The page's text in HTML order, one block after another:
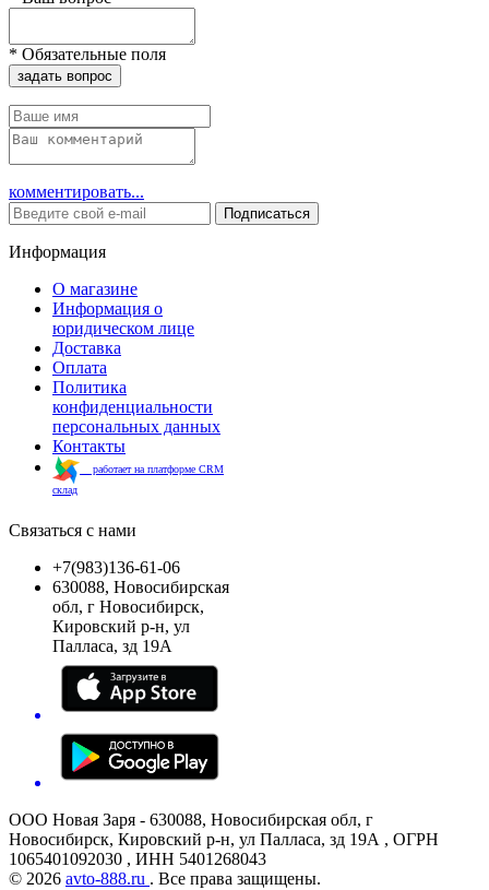
* Обязательные поля
задать вопрос
комментировать...
Подписаться
Информация
О магазине
Информация о
юридическом лице
Доставка
Оплата
Политика
конфиденциальности
персональных данных
Контакты
работает на платформе CRM
склад
Связаться с нами
+7(983)136-61-06
630088, Новосибирская
обл, г Новосибирск,
Кировский р-н, ул
Палласа, зд 19А
ООО Новая Заря - 630088, Новосибирская обл, г
Новосибирск, Кировский р-н, ул Палласа, зд 19А , ОГРН
1065401092030 , ИНН 5401268043
© 2026 avto-888.ru . Все права защищены.